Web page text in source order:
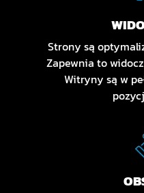
Strony są
Zapewnia to
Witryny są w